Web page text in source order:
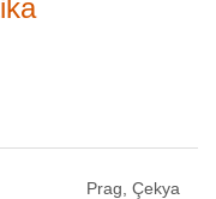
Prag, Çekya